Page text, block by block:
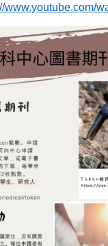
www.youtube.com/